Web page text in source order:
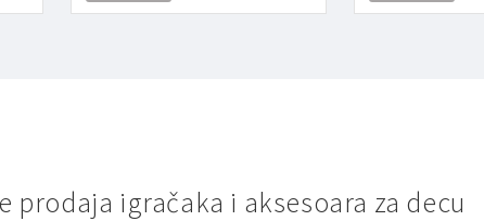
prodaja igračaka i aksesoara za decu